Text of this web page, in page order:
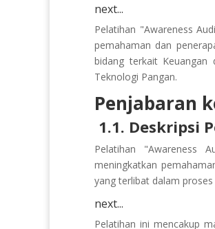
next...
Pelatihan "Awareness
pemahaman dan
bidang terkait Keuangan
Teknologi Pangan.
Penjabaran
1.1. Deskripsi
Pelatihan "Awareness
meningkatkan
yang terlibat dalam
next...
Pelatihan ini mencakup